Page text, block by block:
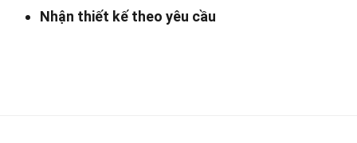
Nhận thiết kế theo yêu cầu